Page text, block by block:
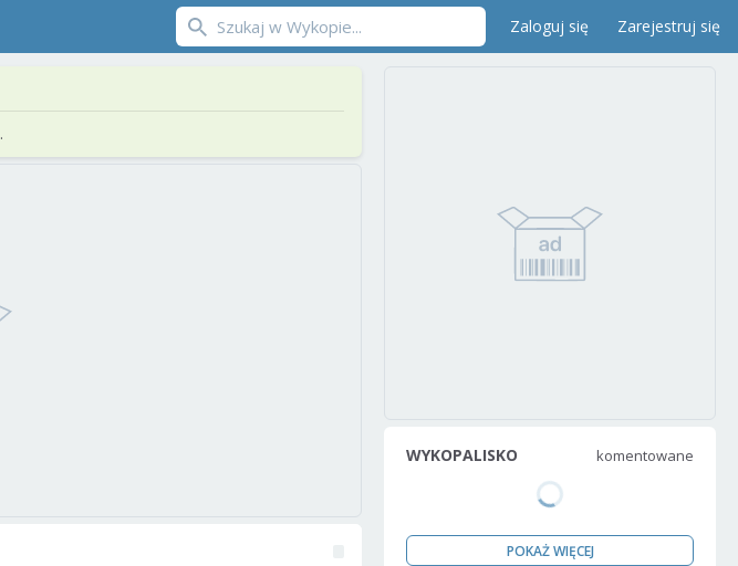
Zaloguj się Zarejestruj się
.
WYKOPALISKO komentowane
POKAŻ WIĘCEJ